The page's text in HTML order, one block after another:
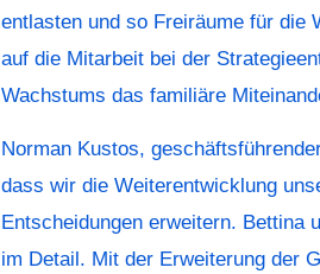
entlasten und so Freiräume für die
auf die Mitarbeit bei der
Wachstums das familiäre
Norman Kustos,
dass wir die Weiterentwicklung
Entscheidungen erweitern. Bettina
im Detail. Mit der Erweiterung der